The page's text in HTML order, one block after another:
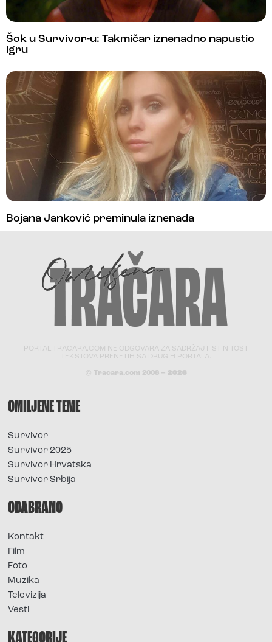
Šok u Survivor-u: Takmičar iznenadno napustio
igru
Bojana Janković preminula iznenada
PORTAL TRACARA.COM NE ODGOVARA ZA SADRŽAJ I ISTINITOST
TEKSTOVA PRENETIH SA DRUGIH PORTALA.
© Tracara.com 2008 – 2026
OMILJENE TEME
Survivor
Survivor 2025
Survivor Hrvatska
Survivor Srbija
ODABRANO
Kontakt
Film
Foto
Muzika
Televizija
Vesti